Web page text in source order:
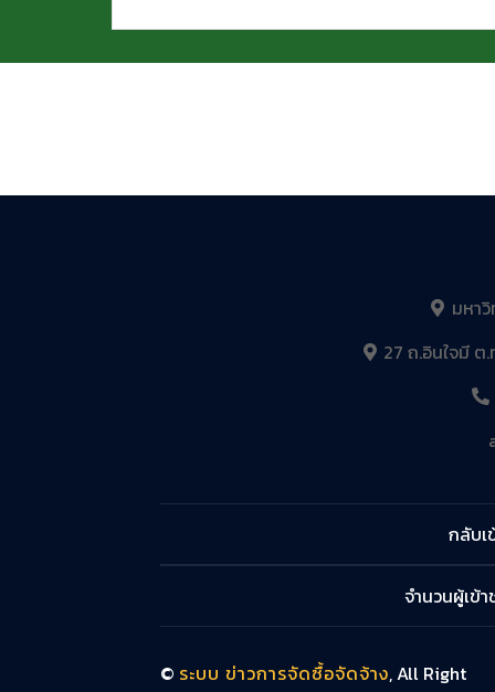
มหา
27 ถ.อินใจมี
กลับเ
จำนวนผู้เข้
© ระบบ ข่าวการจัดซื้อจัดจ้าง, All Right